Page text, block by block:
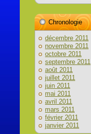
Chronologie
décembre 2011
novembre 2011
octobre 2011
septembre 2011
août 2011
juillet 2011
juin 2011
mai 2011
avril 2011
mars 2011
février 2011
janvier 2011